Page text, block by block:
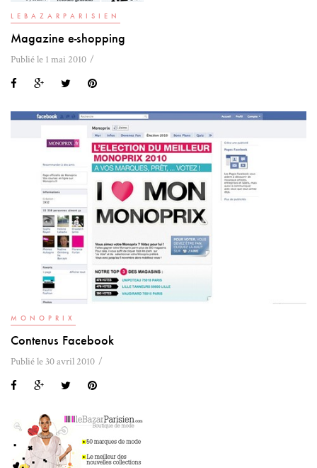
LEBAZARPARISIEN
Magazine e-shopping
Publié le 1 mai 2010
MONOPRIX
Contenus Facebook
Publié le 30 avril 2010